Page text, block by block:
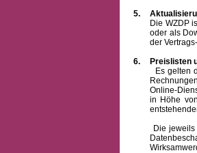
5.
Die WZDP ist
oder als
der
6.
Preislisten
Es gelten die
Online-
in Höhe
Die jeweils